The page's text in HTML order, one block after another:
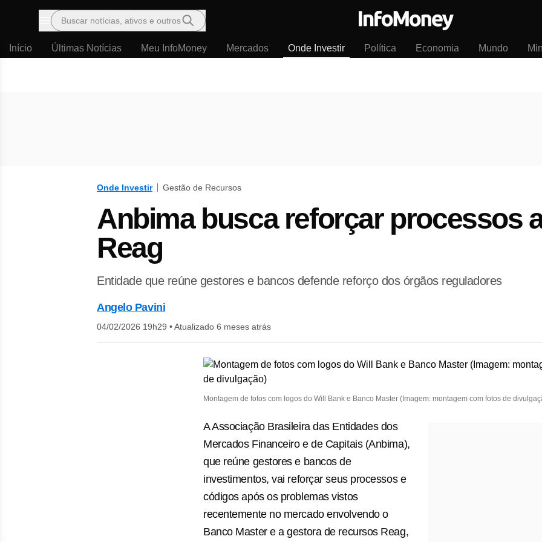
Menu
Buscar notícias, ativos e outros
Início Últimas Notícias Meu InfoMoney Mercados Onde Investir Política Economia Mundo
Onde Investir Gestão de Recursos
Anbima busca reforçar processos
Reag
Entidade que reúne gestores e bancos defende reforço dos órgãos reguladores
Angelo Pavini
04/02/2026 19h29 •Atualizado 6 meses atrás
Montagem de fotos com logos do Will Bank e Banco Master (Imagem: montagem com fotos de
A Associação Brasileira das Entidades dos
Mercados Financeiro e de Capitais (Anbima),
que reúne gestores e bancos de
investimentos, vai reforçar seus processos e
códigos após os problemas vistos
recentemente no mercado envolvendo o
Banco Master e a gestora de recursos Reag,